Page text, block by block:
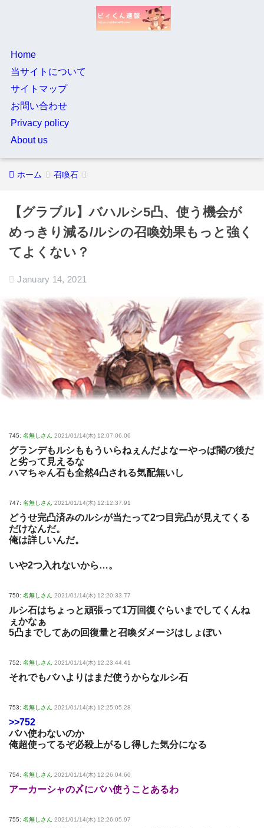
Home
当サイトについて
サイトマップ
お問い合わせ
Privacy policy
About us
ホーム 召喚石
【グラブル】バハルシ5凸、使う機会が
めっきり減る/ルシの召喚効果もっと強く
てよくない？
January 14, 2021
745: 名無しさん 2021/01/14(木) 12:07:06.06
グランデもルシももういらねぇんだよなーやっぱ闇の後だ
と劣って見えるな
ハマちゃん石も全然4凸される気配無いし
747: 名無しさん 2021/01/14(木) 12:12:37.91
どうせ完凸済みのルシが当たって2つ目完凸が見えてくる
だけなんだ。
俺は詳しいんだ。
いや2つ入れないから…。
750: 名無しさん 2021/01/14(木) 12:20:33.77
ルシ石はちょっと頑張って1万回復ぐらいまでしてくんね
ぇかなぁ
5凸までしてあの回復量と召喚ダメージはしょぼい
752: 名無しさん 2021/01/14(木) 12:23:44.41
それでもバハよりはまだ使うからなルシ石
753: 名無しさん 2021/01/14(木) 12:25:05.28
>>752
バハ使わないのか
俺超使ってるぞ必殺上がるし得した気分になる
754: 名無しさん 2021/01/14(木) 12:26:04.60
アーカーシャの〆にバハ使うことあるわ
755: 名無しさん 2021/01/14(木) 12:26:05.97